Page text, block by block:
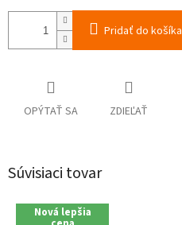
Pridať do košíka
OPÝTAŤ SA ZDIEĽAŤ
Súvisiaci tovar
Nová lepšia